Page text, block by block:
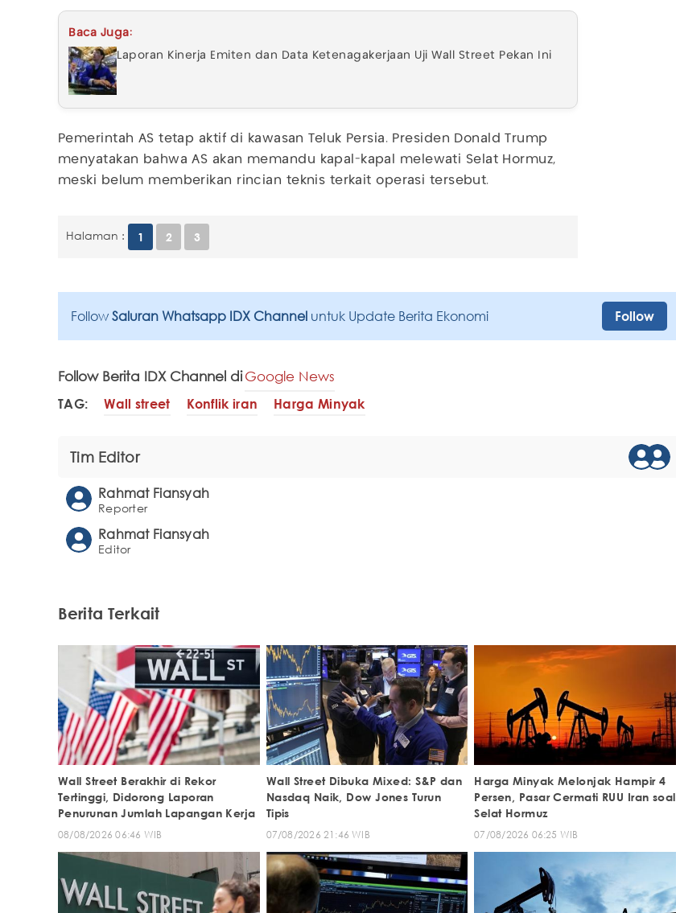
Baca Juga:
Laporan Kinerja Emiten dan Data Ketenagakerjaan Uji Wall Street Pekan Ini
Pemerintah AS tetap aktif di kawasan Teluk Persia. Presiden Donald Trump
menyatakan bahwa AS akan memandu kapal-kapal melewati Selat Hormuz,
meski belum memberikan rincian teknis terkait operasi tersebut.
Halaman : 1 2 3
Follow Saluran Whatsapp IDX Channel untuk Update Berita Ekonomi Follow
Follow Berita IDX Channel diGoogle News
TAG: Wall street Konflik iran Harga Minyak
Tim Editor
Rahmat Fiansyah
Reporter
Rahmat Fiansyah
Editor
Berita Terkait
Wall Street Berakhir di Rekor
Tertinggi, Didorong Laporan
Penurunan Jumlah Lapangan Kerja
08/08/2026 06:46 WIB
Wall Street Dibuka Mixed: S&P dan
Nasdaq Naik, Dow Jones Turun
Tipis
07/08/2026 21:46 WIB
Harga Minyak Melonjak Hampir 4
Persen, Pasar Cermati RUU Iran soal
Selat Hormuz
07/08/2026 06:25 WIB